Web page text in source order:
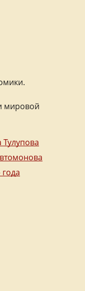
мировой
Тулупова